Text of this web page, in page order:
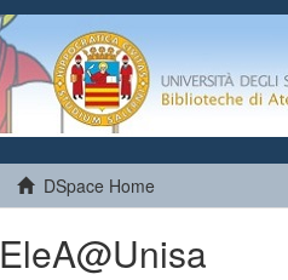
DSpace Home
EleA@Unisa